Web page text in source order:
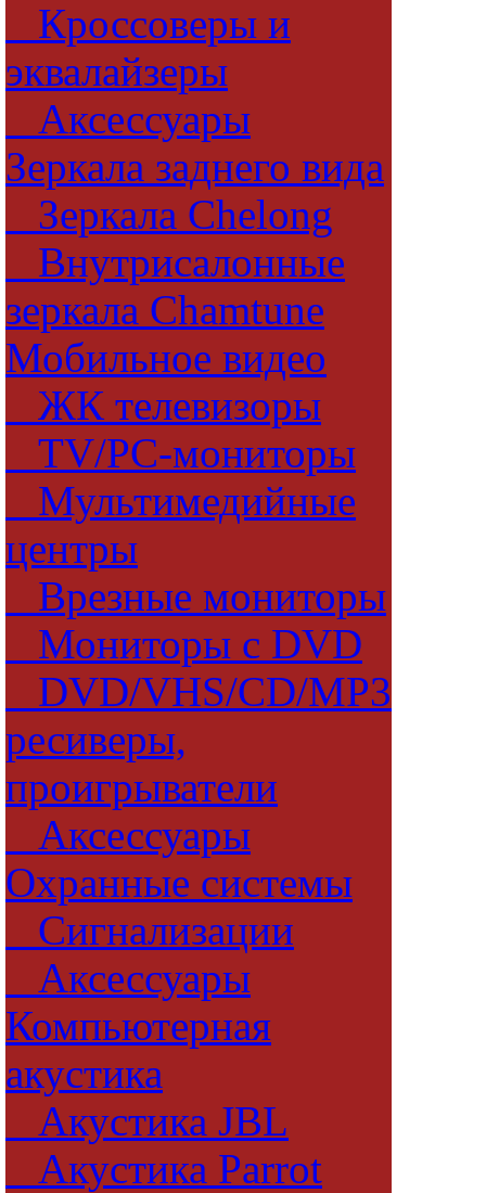
Кроссоверы и
эквалайзеры
Аксессуары
Зеркала заднего вида
Зеркала Chelong
Внутрисалонные
зеркала Chamtune
Мобильное видео
ЖК телевизоры
TV/PC-мониторы
Мультимедийные
центры
Врезные мониторы
Мониторы с DVD
DVD/VHS/CD/MP3
ресиверы,
проигрыватели
Аксессуары
Охранные системы
Сигнализации
Аксессуары
Компьютерная
акустика
Акустика JBL
Акустика Parrot